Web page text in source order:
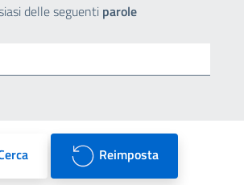
delle seguenti parole
Reimposta